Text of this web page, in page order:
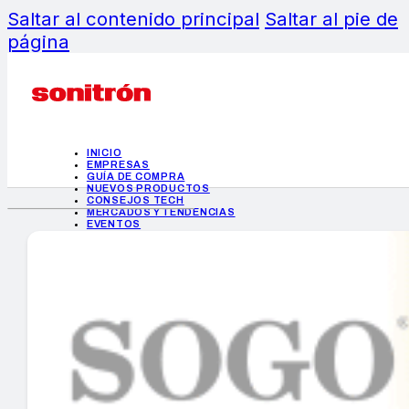
Saltar al contenido principal Saltar al pie de
página
INICIO
EMPRESAS
GUÍA DE COMPRA
NUEVOS PRODUCTOS
CONSEJOS TECH
MERCADOS Y TENDENCIAS
EVENTOS
INICIO
EMPRESAS